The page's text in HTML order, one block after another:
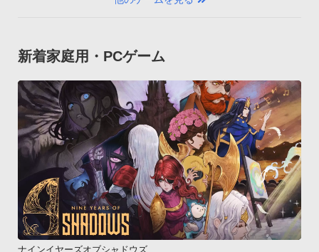
新着家庭用・PCゲーム
ナインイヤーズオブシャドウズ